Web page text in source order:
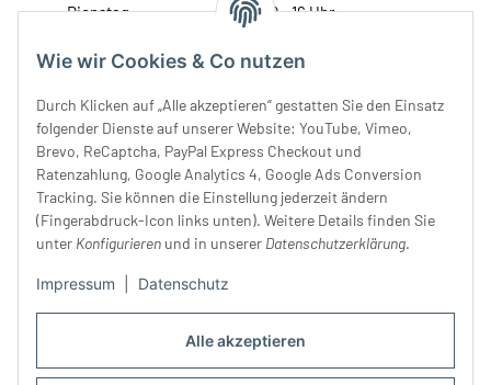
Alle akzeptieren
Wie wir Cookies & Co nutzen
Durch Klicken auf „Alle akzeptieren“ gestatten Sie den Einsatz
folgender Dienste auf unserer Website: YouTube, Vimeo,
Brevo, ReCaptcha, PayPal Express Checkout und
Ratenzahlung, Google Analytics 4, Google Ads Conversion
Tracking. Sie können die Einstellung jederzeit ändern
(Fingerabdruck-Icon links unten). Weitere Details finden Sie
unter Konfigurieren und in unserer Datenschutzerklärung.
Impressum Datenschutz
Dienstag:
10 - 16 Uhr
Donnerstag:
10 - 18 Uhr
Samstag:
10 - 14 Uhr
Unser Service
Rechtliches